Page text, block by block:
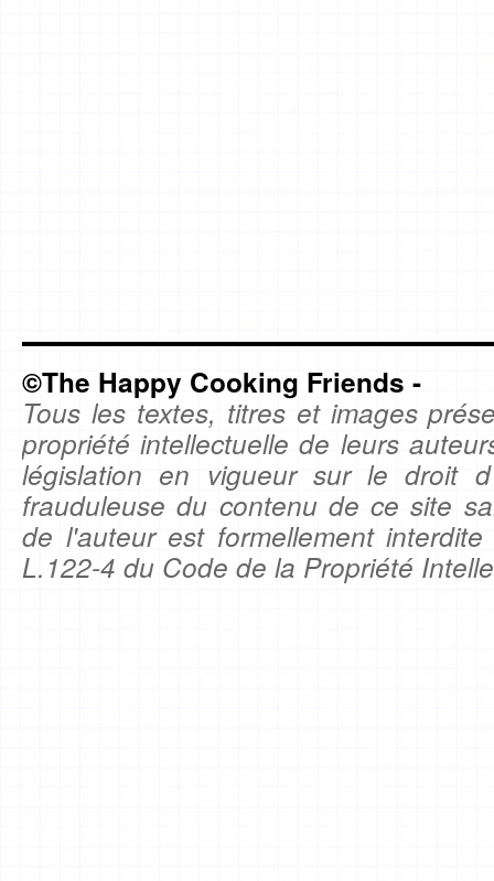
©The Happy Cooking Friends -
Tous les textes, titres et images
propriété intellectuelle de leurs
législation en vigueur sur le droit
frauduleuse du contenu de ce site
de l'auteur est formellement
L.122-4 du Code de la Propriété